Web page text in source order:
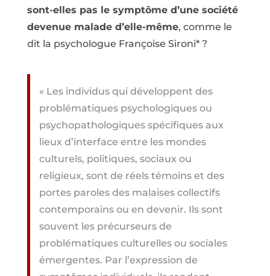
sont-elles pas le symptôme d’une société
devenue malade d’elle-même, comme le
dit la psychologue Françoise Sironi* ?
« Les individus qui développent des
problématiques psychologiques ou
psychopathologiques spécifiques aux
lieux d’interface entre les mondes
culturels, politiques, sociaux ou
religieux, sont de réels témoins et des
portes paroles des malaises collectifs
contemporains ou en devenir. Ils sont
souvent les précurseurs de
problématiques culturelles ou sociales
émergentes. Par l’expression de